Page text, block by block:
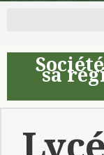
Société
sa